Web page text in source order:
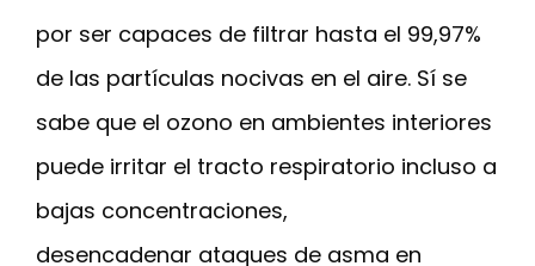
por ser capaces de filtrar hasta el 99,97%
de las partículas nocivas en el aire. Sí se
sabe que el ozono en ambientes interiores
puede irritar el tracto respiratorio incluso a
bajas concentraciones,
desencadenar ataques de asma en